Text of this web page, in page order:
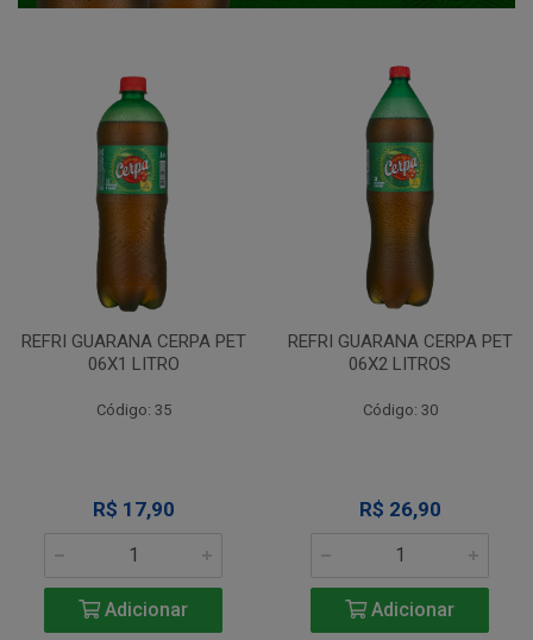
REFRI GUARANA CERPA PET
06X1 LITRO
Código: 35
R$ 17,90
Adicionar
REFRI GUARANA CERPA PET
06X2 LITROS
Código: 30
R$ 26,90
Adicionar